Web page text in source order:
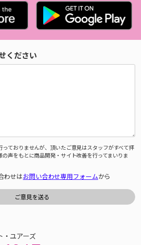
ください
っておりませんが、頂いたご意見はスタッフがすべて拝
の声をもとに商品開発・サイト改善を行ってまいりま
わせはお問い合わせ専用フォームから
・ユアーズ